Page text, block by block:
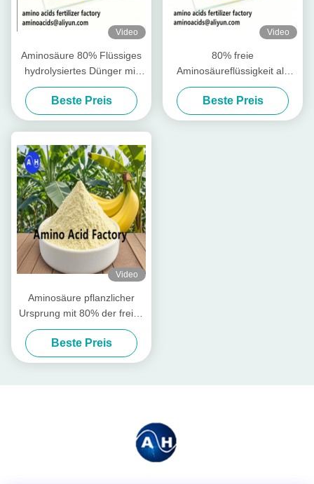
Video
Aminosäure 80% Flüssiges
hydrolysiertes Dünger mit
freien Aminosäuren ≥ 750 g/l
Gesamtstickstoff ≥ 12,0%
und hoher Löslichkeit für den
ökologischen Landbau
Beste Preis
Video
80% freie
Aminosäureflüssigkeit als
Rohstoff für die Produktion
wasserlöslicher Düngemittel
Beste Preis
Video
Aminosäure pflanzlicher
Ursprung mit 80% der freien
Aminosäuren
Beste Preis